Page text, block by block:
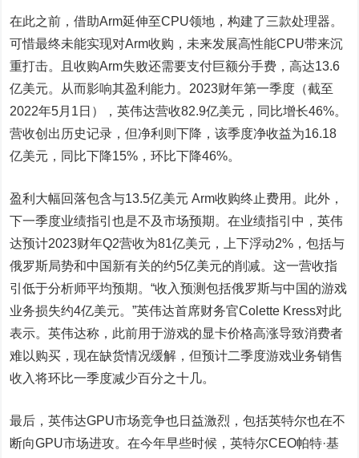
在此之前，借助Arm延伸至CPU领地，构建了三款处理器。
可惜最终未能实现对Arm收购，未来发展高性能CPU带来沉
重打击。且收购Arm失败还需要支付巨额分手费，高达13.6
亿美元。从而影响其盈利能力。2023财年第一季度（截至
2022年5月1日），英伟达营收82.9亿美元，同比增长46%。
营收创出历史记录，但净利则下降，该季度净收益为16.18
亿美元，同比下降15%，环比下降46%。
盈利大幅回落包含与13.5亿美元 Arm收购终止费用。此外，
下一季度业绩指引也是不及市场预期。在业绩指引中，英伟
达预计2023财年Q2营收为81亿美元，上下浮动2%，包括与
俄罗斯局势和中国新有关的约5亿美元的削减。这一营收指
引低于分析师平均预期。“收入预测包括俄罗斯与中国的游戏
业务损失约4亿美元。”英伟达首席财务官Colette Kress对此
表示。英伟达称，此前用于游戏的显卡价格高涨导致消费者
难以购买，现在缺货情况缓解，但预计二季度游戏业务销售
收入将环比一季度减少百分之十几。
最后，英伟达GPU市场竞争也日益激烈，包括英特尔也在不
断向GPU市场进攻。在今年早些时候，英特尔CEO帕特·基